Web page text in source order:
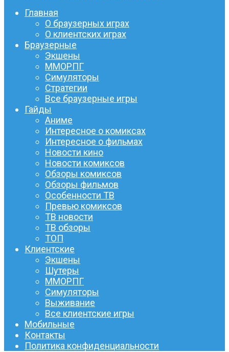
Главная
О браузерных играх
О клиентских играх
Браузерные
Экшены
ММОРПГ
Симуляторы
Стратегии
Все браузерные игры
Гайды
Аниме
Интересное о комиксах
Интересное о фильмах
Новости кино
Новости комиксов
Обзоры комиксов
Обзоры фильмов
Особенности ТВ
Превью комиксов
ТВ новости
ТВ обзоры
ТОП
Клиентские
Экшены
Шутеры
ММОРПГ
Симуляторы
Выживание
Все клиентские игры
Мобильные
Контакты
Политика конфиденциальности